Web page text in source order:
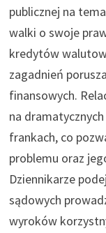
publicznej na
walki o swoje
kredytów
zagadnień
finansowych.
na
frankach, co
problemu oraz
Dziennikarze
sądowych
wyroków